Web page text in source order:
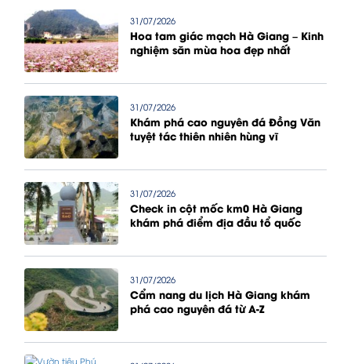
31/07/2026
Hoa tam giác mạch Hà Giang – Kinh
nghiệm săn mùa hoa đẹp nhất
31/07/2026
Khám phá cao nguyên đá Đồng Văn
tuyệt tác thiên nhiên hùng vĩ
31/07/2026
Check in cột mốc km0 Hà Giang
khám phá điểm địa đầu tổ quốc
31/07/2026
Cẩm nang du lịch Hà Giang khám
phá cao nguyên đá từ A-Z